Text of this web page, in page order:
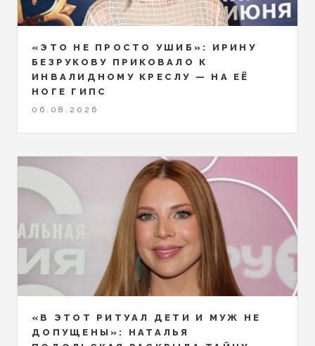
«ЭТО НЕ ПРОСТО УШИБ»: ИРИНУ
БЕЗРУКОВУ ПРИКОВАЛО К
ИНВАЛИДНОМУ КРЕСЛУ — НА ЕЁ
НОГЕ ГИПС
06.08.2026
«В ЭТОТ РИТУАЛ ДЕТИ И МУЖ НЕ
ДОПУЩЕНЫ»: НАТАЛЬЯ